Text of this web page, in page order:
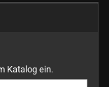
Katalog ein.